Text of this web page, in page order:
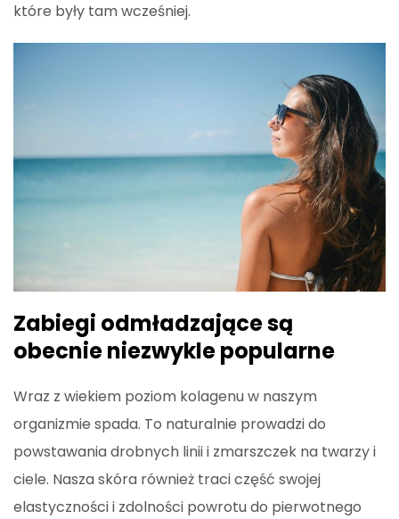
które były tam wcześniej.
Zabiegi odmładzające są
obecnie niezwykle popularne
Wraz z wiekiem poziom kolagenu w naszym
organizmie spada. To naturalnie prowadzi do
powstawania drobnych linii i zmarszczek na twarzy i
ciele. Nasza skóra również traci część swojej
elastyczności i zdolności powrotu do pierwotnego